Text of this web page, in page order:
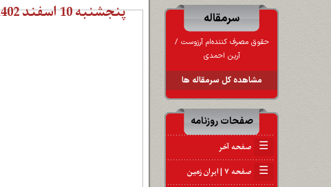
سرمقاله
حقوق مصرف کننده‌ام آرزوست /
آرین احمدی
مشاهده کل سرمقاله ها
صفحات روزنامه
☰ صفحه آخر
☰ صفحه ۷ | ایران زمین
پنجشنبه 10 اسفند 1402 | صفحه ۴ | فرهنگ و هنر